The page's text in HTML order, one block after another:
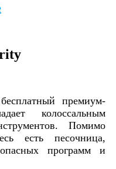
премиум-
колоссальным
Помимо
есть песочница,
программ и